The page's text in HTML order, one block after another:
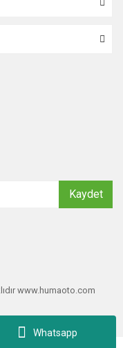
Whatsapp
Kaydet
www.humaoto.com